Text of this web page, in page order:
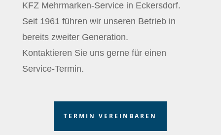
KFZ Mehrmarken-Service in Eckersdorf.
Seit 1961 führen wir unseren Betrieb in
bereits zweiter Generation.
Kontaktieren Sie uns gerne für einen
Service-Termin.
Know More
TERMIN VEREINBAREN